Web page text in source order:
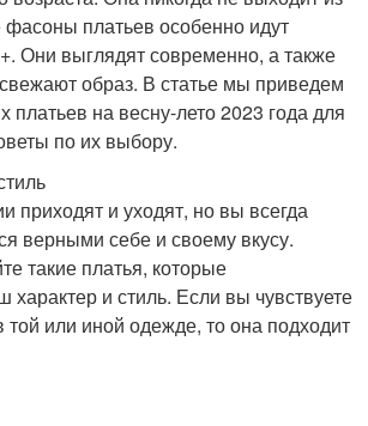
платьев особенно идут
Они выглядят современно, а также
образ. В статье мы приведем
платьев на весну-лето 2023 года для
по их выбору.
приходят и уходят, но вы всегда
верными себе и своему вкусу.
такие платья, которые
характер и стиль. Если вы чувствуете
или иной одежде, то она подходит